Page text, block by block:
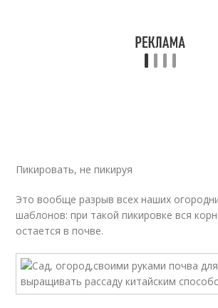
Пикировать, не пикируя
Это вообще разрыв всех наших
шаблонов: при такой пикировке вся
остается в почве.